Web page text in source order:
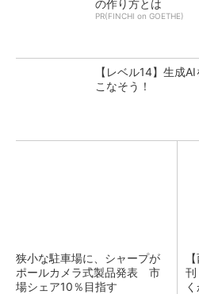
の作り方とは
PR(FINCHI on GOETHE)
【レベル14】生成
こなそう！
狭小な駐車場に、シャープが
ポールカメラ式製品発表 市
場シェア10％目指す
く